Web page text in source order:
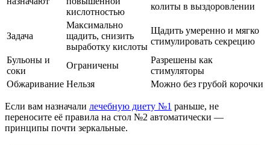
кислотностью
колиты в выздоровлении
Задача
Максимально
щадить, снизить
выработку кислоты
Щадить умеренно и мягко
стимулировать секрецию
Бульоны и
соки
Ограничены
Разрешены как
стимуляторы
Обжаривание Нельзя Можно без грубой корочки
Если вам назначали лечебную диету №1 раньше, не
переносите её правила на стол №2 автоматически —
принципы почти зеркальные.